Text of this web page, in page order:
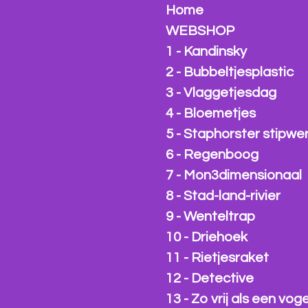
Home
WEBSHOP
1 - Kandinsky
2 - Bubbeltjesplastic
3 - Vlaggetjesdag
4 - Bloemetjes
5 - Staphorster
6 - Regenboog
7 - Mon3dimensionaal
8 - Stad-land-rivier
9 - Wenteltrap
10 - Driehoek
11 - Rietjesraket
12 - Detective
13 - Zo vrij als een